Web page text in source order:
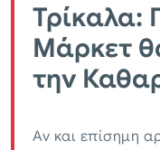
Τρίκαλα:
Μάρκετ
την
Αν και επίσημη